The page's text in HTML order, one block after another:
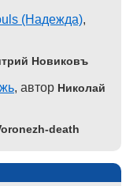
(Надежда),
Новиковъ
, автор Николай
death